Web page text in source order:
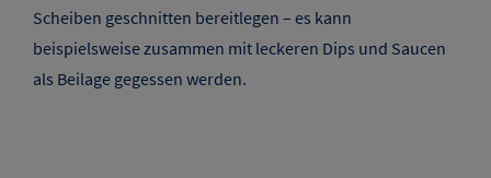
Scheiben geschnitten bereitlegen – es kann
beispielsweise zusammen mit leckeren Dips und Saucen
als Beilage gegessen werden.